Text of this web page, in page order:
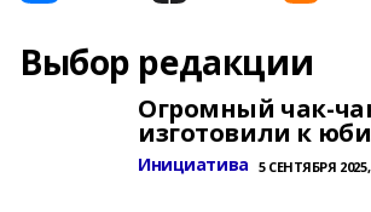
Выбор редакции
Огромный чак-
изготовили к
Инициатива 5 СЕНТЯБРЯ 2025,